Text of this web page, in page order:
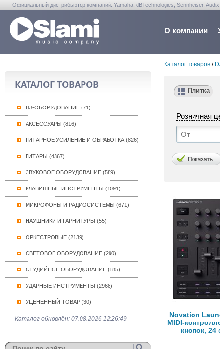
Официальный дистрибьютор компаний: Yamaha, dBTechnologies, Sennheiser,
О компании
КАТАЛОГ ТОВАРОВ
DJ-ОБОРУДОВАНИЕ (71)
АКСЕССУАРЫ (816)
ГИТАРНОЕ УСИЛЕНИЕ И ОБРАБОТКА (826)
ГИТАРЫ (4367)
ЗВУКОВОЕ ОБОРУДОВАНИЕ (589)
КЛАВИШНЫЕ ИНСТРУМЕНТЫ (1091)
МИКРОФОНЫ И РАДИОСИСТЕМЫ (671)
НАУШНИКИ И ГАРНИТУРЫ (55)
ОРКЕСТРОВЫЕ (2139)
СВЕТОВОЕ ОБОРУДОВАНИЕ (290)
СТУДИЙНОЕ ОБОРУДОВАНИЕ (185)
УДАРНЫЕ ИНСТРУМЕНТЫ (2968)
УЦЕНЕННЫЙ ТОВАР (30)
Каталог обновлён: 07.08.2026 12:26:49
Каталог товаров/
Плитка
Розничная
Novation
MIDI-
кнопок, 24